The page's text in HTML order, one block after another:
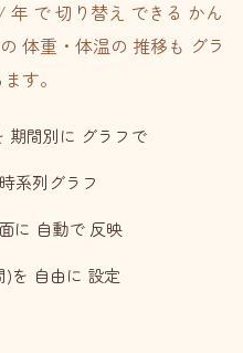
で 切り替え できる かん
体重・体温の 推移も グラ
す。
期間別に グラフで
系列グラフ
に 自動で 反映
を 自由に 設定